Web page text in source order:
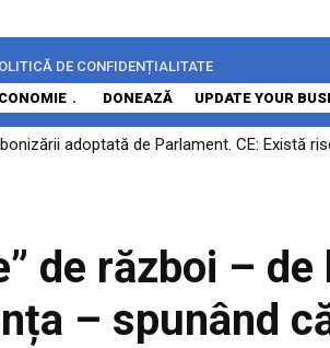
DE CONFIDENȚIALITATE
DONEAZĂ UPDATE YOUR
adoptată de Parlament. CE: Există
Georgescu și Horațiu Potra vor fi judecați
de război –
– spunând